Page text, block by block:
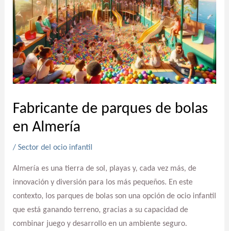
Fabricante de parques de bolas
en Almería
/ Sector del ocio infantil
Almería es una tierra de sol, playas y, cada vez más, de
innovación y diversión para los más pequeños. En este
contexto, los parques de bolas son una opción de ocio infantil
que está ganando terreno, gracias a su capacidad de
combinar juego y desarrollo en un ambiente seguro.